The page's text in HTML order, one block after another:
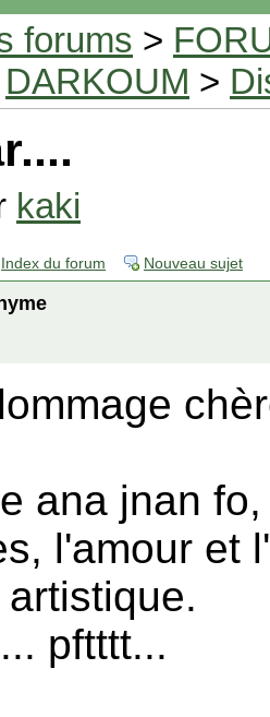
forums >
DARKOUM >
kaki
Index du forum Nouveau sujet
ana jnan
l'amour et
pftttt...